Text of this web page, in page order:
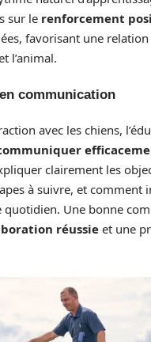
sur le renforcement
favorisant une
l’animal.
communication
avec les chiens,
clairement les
à suivre, et comment
quotidien. Une bonne
réussie et une